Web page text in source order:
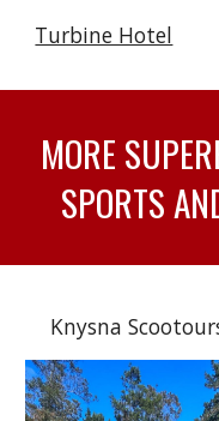
Turbine Hotel
MORE
SPORTS
Knysna